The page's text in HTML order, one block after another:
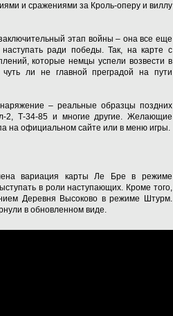
и сражениями за Кроль-оперу и виллу
этап войны – она все еще
ради победы. Так, на карте с
которые немцы успели возвести в
ли не главной преградой на пути
– реальные образцы поздних
2, Т-34-85 и многие другие. Желающие
на официальном сайте или в меню игры.
вариация карты Ле Бре в режиме
в роли наступающих. Кроме того,
Деревня Высоково в режиме Штурм.
в обновленном виде.